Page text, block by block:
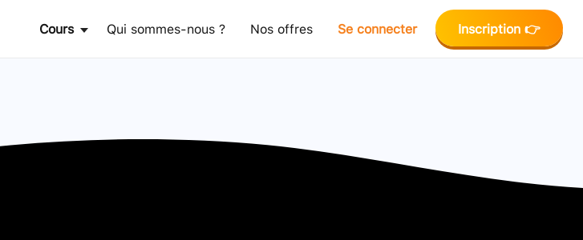
Cours Qui sommes-nous ? Nos offres Se connecter Inscription 👉